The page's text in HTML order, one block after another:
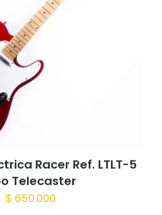
Racer Ref. LTLT-5
Telecaster
$ 650.000